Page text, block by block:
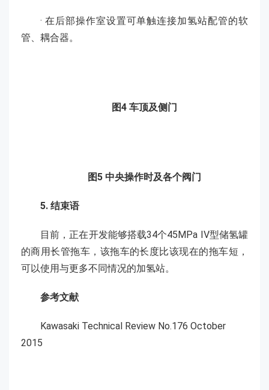
· 在后部操作室设置可单触连接加氢站配管的软
管、耦合器。
图4 车顶及侧门
图5 中央操作时及各个阀门
5. 结束语
目前，正在开发能够搭载34个45MPa IV型储氢罐
的商用长管拖车，该拖车的长度比该现在的拖车短，
可以使用与更多不同情况的加氢站。
参考文献
Kawasaki Technical Review No.176 October
2015